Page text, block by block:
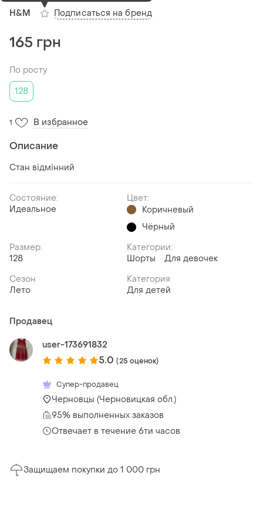
H&M Подписаться на бренд
165 грн
По росту
128
1 В избранное
Описание
Стан відмінний
Состояние:
Идеальное
Цвет:
Коричневый
Чёрный
Размер:
128
Категории:
Шорты
Для девочек
Сезон
Лето
Категория
Для детей
Продавец
user-173691832
5.0 (25 оценок)
Супер-продавец
Черновцы (Черновицкая обл.)
95% выполненных заказов
Отвечает в течение 6ти часов
Защищаем покупки до 1 000 грн